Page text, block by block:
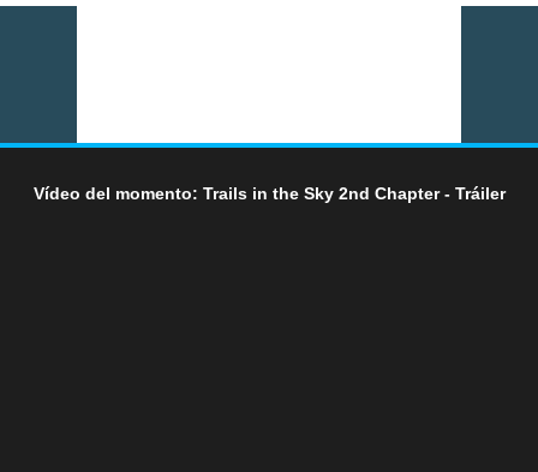
Vídeo del momento: Trails in the Sky 2nd Chapter - Tráiler